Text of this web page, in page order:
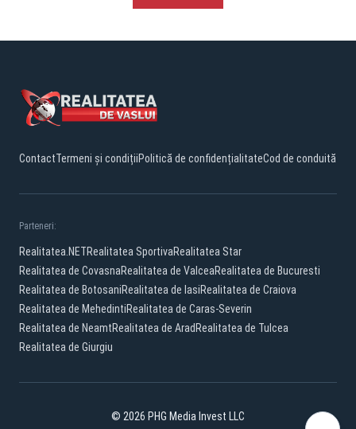
ContactTermeni și condițiiPolitică de confidențialitateCod de conduită
Parteneri:
Realitatea.NETRealitatea SportivaRealitatea Star
Realitatea de CovasnaRealitatea de ValceaRealitatea de Bucuresti
Realitatea de BotosaniRealitatea de IasiRealitatea de Craiova
Realitatea de MehedintiRealitatea de Caras-Severin
Realitatea de NeamtRealitatea de Arad Realitatea de Tulcea
Realitatea de Giurgiu
© 2026 PHG Media Invest LLC